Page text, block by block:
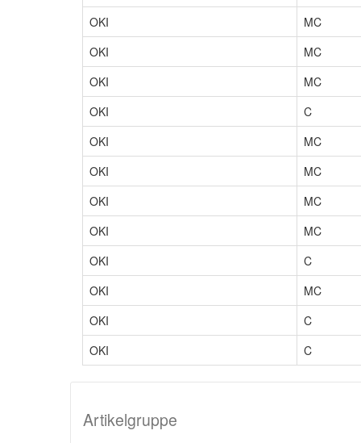
OKI
MC
OKI
MC
OKI
MC
OKI
C
OKI
MC
OKI
MC
OKI
MC
OKI
MC
OKI
C
OKI
MC
OKI
C
OKI
C
Artikelgruppe